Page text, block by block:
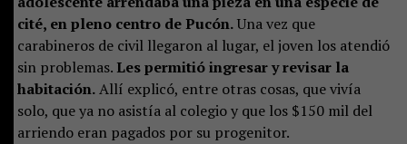
cité, en pleno centro de Pucón.Una vez que
carabineros de civil llegaron al lugar, el joven los atendió
sin problemas. Les permitió ingresar y revisar la
habitación.Allí explicó, entre otras cosas, que vivía
solo, que ya no asistía al colegio y que los $150 mil del
arriendo eran pagados por su progenitor.